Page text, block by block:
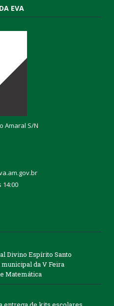
EVA
Amaral S/N
14:00
Divino Espírito Santo
municipal da V Feira
Matemática